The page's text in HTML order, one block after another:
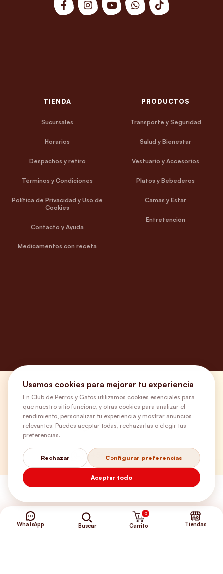
TIENDA
Sucursales
Horarios
Despachos y retiro
Términos y Condiciones
Política de Privacidad y Uso de
Cookies
Contacto y Ayuda
Medicamentos con receta
PRODUCTOS
Transporte y Seguridad
Salud y Bienestar
Vestuario y Accesorios
Platos y Bebederos
Camas y Estar
Entretención
¿Necesitas ayuda?
Envíos Gratis
+56 9 5646 8188
WhatsApp Buscar
0
Carrito Tiendas
Usamos cookies para mejorar tu experiencia
En Club de Perros y Gatos utilizamos cookies esenciales para
que nuestro sitio funcione, y otras cookies para analizar el
rendimiento, personalizar tu experiencia y mostrar anuncios
relevantes. Puedes aceptar todas, rechazarlas o elegir tus
preferencias.
Rechazar Configurar preferencias
Aceptar todo